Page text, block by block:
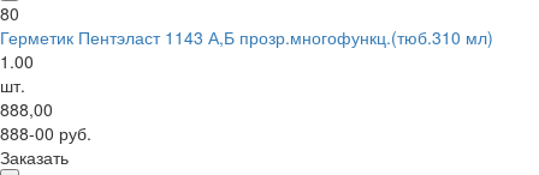
80
Герметик Пентэласт 1143 А,Б прозр.многофункц.(тюб.310 мл)
1.00
шт.
888,00
888-00 руб.
Заказать